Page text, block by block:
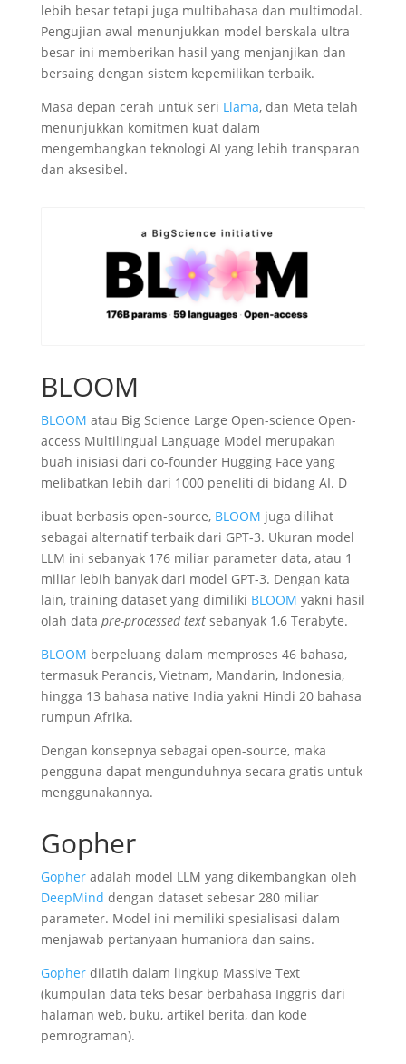
lebih besar tetapi juga multibahasa dan multimodal.
Pengujian awal menunjukkan model berskala ultra
besar ini memberikan hasil yang menjanjikan dan
bersaing dengan sistem kepemilikan terbaik.
Masa depan cerah untuk seri Llama, dan Meta telah
menunjukkan komitmen kuat dalam
mengembangkan teknologi AI yang lebih transparan
dan aksesibel.
BLOOM
BLOOM atau Big Science Large Open-science Open-
access Multilingual Language Model merupakan
buah inisiasi dari co-founder Hugging Face yang
melibatkan lebih dari 1000 peneliti di bidang AI. D
ibuat berbasis open-source, BLOOM juga dilihat
sebagai alternatif terbaik dari GPT-3. Ukuran model
LLM ini sebanyak 176 miliar parameter data, atau 1
miliar lebih banyak dari model GPT-3. Dengan kata
lain, training dataset yang dimiliki BLOOM yakni hasil
olah data pre-processed textsebanyak 1,6 Terabyte.
BLOOM berpeluang dalam memproses 46 bahasa,
termasuk Perancis, Vietnam, Mandarin, Indonesia,
hingga 13 bahasa native India yakni Hindi 20 bahasa
rumpun Afrika.
Dengan konsepnya sebagai open-source, maka
pengguna dapat mengunduhnya secara gratis untuk
menggunakannya.
Gopher
Gopher adalah model LLM yang dikembangkan oleh
DeepMind dengan dataset sebesar 280 miliar
parameter. Model ini memiliki spesialisasi dalam
menjawab pertanyaan humaniora dan sains.
Gopher dilatih dalam lingkup Massive Text
(kumpulan data teks besar berbahasa Inggris dari
halaman web, buku, artikel berita, dan kode
pemrograman).